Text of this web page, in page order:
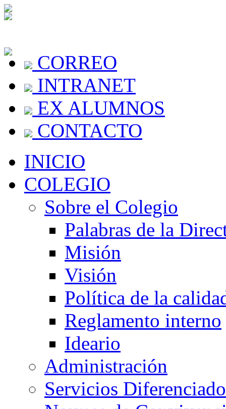
CORREO
INTRANET
EX ALUMNOS
CONTACTO
INICIO
COLEGIO
Sobre el Colegio
Palabras de la
Misión
Visión
Política de la
Reglamento interno
Ideario
Administración
Servicios